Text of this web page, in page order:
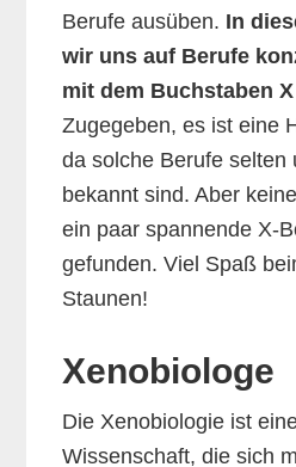
Berufe ausüben. In
wir uns auf Berufe
mit dem Buchstaben
Zugegeben, es ist eine
da solche Berufe selten
bekannt sind. Aber
ein paar spannende X-
gefunden. Viel Spaß
Staunen!
Xenobiologe
Die Xenobiologie ist
Wissenschaft, die sich